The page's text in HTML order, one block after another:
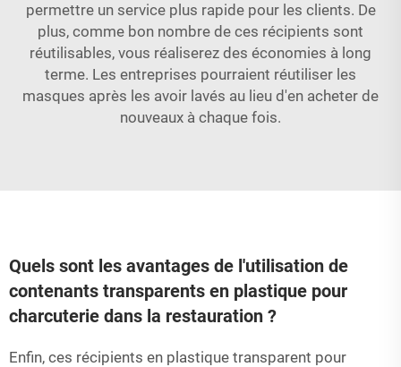
permettre un service plus rapide pour les clients. De
plus, comme bon nombre de ces récipients sont
réutilisables, vous réaliserez des économies à long
terme. Les entreprises pourraient réutiliser les
masques après les avoir lavés au lieu d'en acheter de
nouveaux à chaque fois.
Quels sont les avantages de l'utilisation de
contenants transparents en plastique pour
charcuterie dans la restauration ?
Enfin, ces récipients en plastique transparent pour